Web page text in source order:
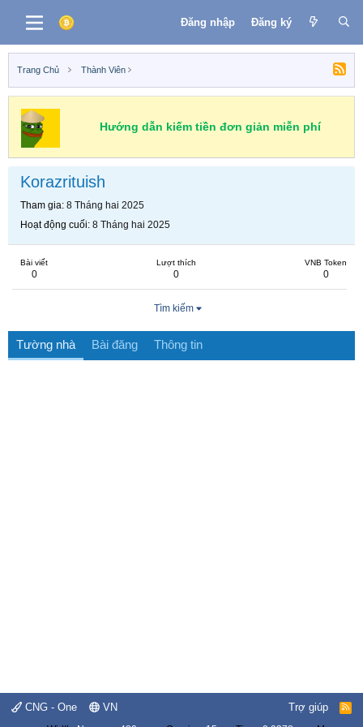
Đăng nhập Đăng ký
Trang Chủ Thành Viên
Hướng dẫn kiếm tiền đơn giản miễn phí
Korazrituish
Tham gia 8 Tháng hai 2025
Hoạt động cuối 8 Tháng hai 2025
Bài viết
0
Lượt thích
0
VNB Token
0
Tìm kiếm
Tường nhà Bài đăng Thông tin
CNG - One VN Trợ giúp
R